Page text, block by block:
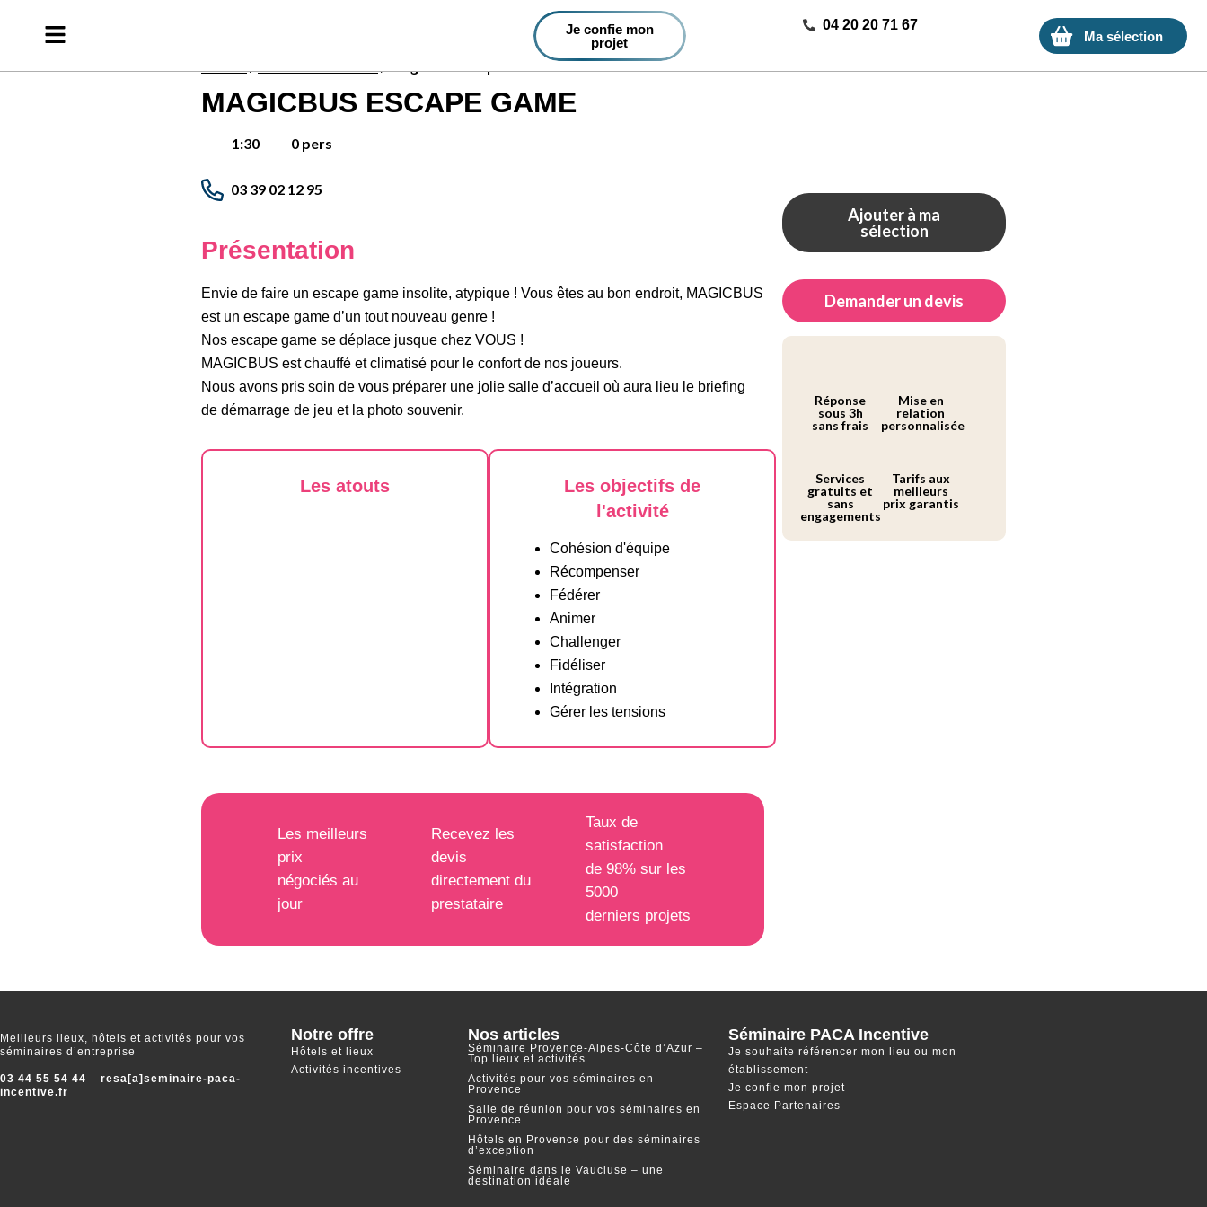
Je confie mon
projet
04 20 20 71 67
Ma sélection
MAGICBUS ESCAPE GAME
1:30 0 pers
03 39 02 12 95
Présentation
Envie de faire un escape game insolite, atypique ! Vous êtes au bon endroit, MAGICBUS
est un escape game d’un tout nouveau genre !
Nos escape game se déplace jusque chez VOUS !
MAGICBUS est chauffé et climatisé pour le confort de nos joueurs.
Nous avons pris soin de vous préparer une jolie salle d’accueil où aura lieu le briefing
de démarrage de jeu et la photo souvenir.
Les atouts
Les objectifs de
l'activité
Cohésion d'équipe
Récompenser
Fédérer
Animer
Challenger
Fidéliser
Intégration
Gérer les tensions
Les meilleurs
prix
négociés au
jour
Recevez les
devis
directement du
prestataire
Taux de
satisfaction
de 98% sur les
5000
derniers projets
Ajouter à ma
sélection
Demander un devis
Réponse
sous 3h
sans frais
Mise en
relation
personnalisée
Services
gratuits et
sans
engagements
Tarifs aux
meilleurs
prix garantis
Meilleurs lieux, hôtels et activités pour vos
séminaires d’entreprise
03 44 55 54 44 – resa[a]seminaire-paca-
incentive.fr
Notre offre
Hôtels et lieux
Activités incentives
Nos articles
Séminaire Provence-Alpes-Côte d’Azur –
Top lieux et activités
Activités pour vos séminaires en
Provence
Salle de réunion pour vos séminaires en
Provence
Hôtels en Provence pour des séminaires
d’exception
Séminaire dans le Vaucluse – une
destination idéale
Séminaire PACA Incentive
Je souhaite référencer mon lieu ou mon
établissement
Je confie mon projet
Espace Partenaires